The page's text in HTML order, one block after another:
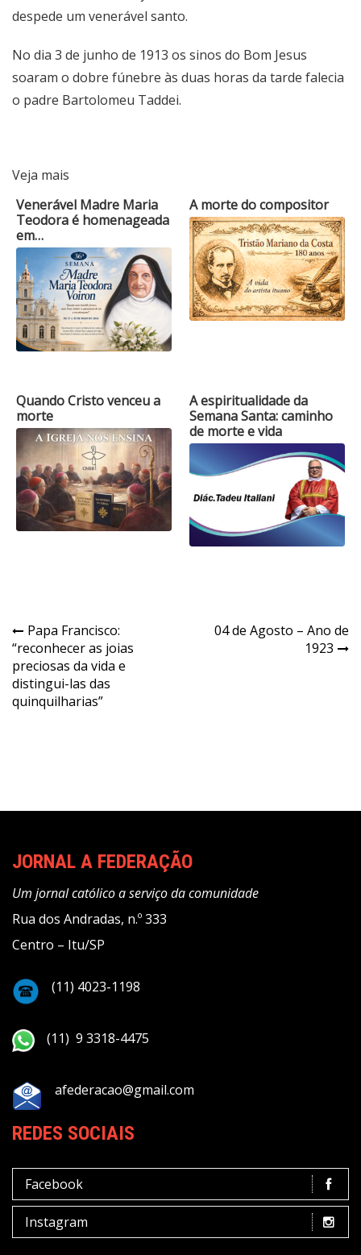
despede um venerável santo.
No dia 3 de junho de 1913 os sinos do Bom Jesus
soaram o dobre fúnebre às duas horas da tarde falecia
o padre Bartolomeu Taddei.
Veja mais
Venerável Madre Maria
Teodora é homenageada
em…
A morte do compositor
Quando Cristo venceu a
morte
A espiritualidade da
Semana Santa: caminho
de morte e vida
Navegação
de
Post
Papa Francisco:
“reconhecer as joias
preciosas da vida e
distingui-las das
quinquilharias”
04 de Agosto – Ano de
1923
JORNAL A FEDERAÇÃO
Um jornal católico a serviço da comunidade
Rua dos Andradas, n.º 333
Centro – Itu/SP
(11) 4023-1198
(11) 9 3318-4475
afederacao@gmail.com
REDES SOCIAIS
Facebook
Instagram